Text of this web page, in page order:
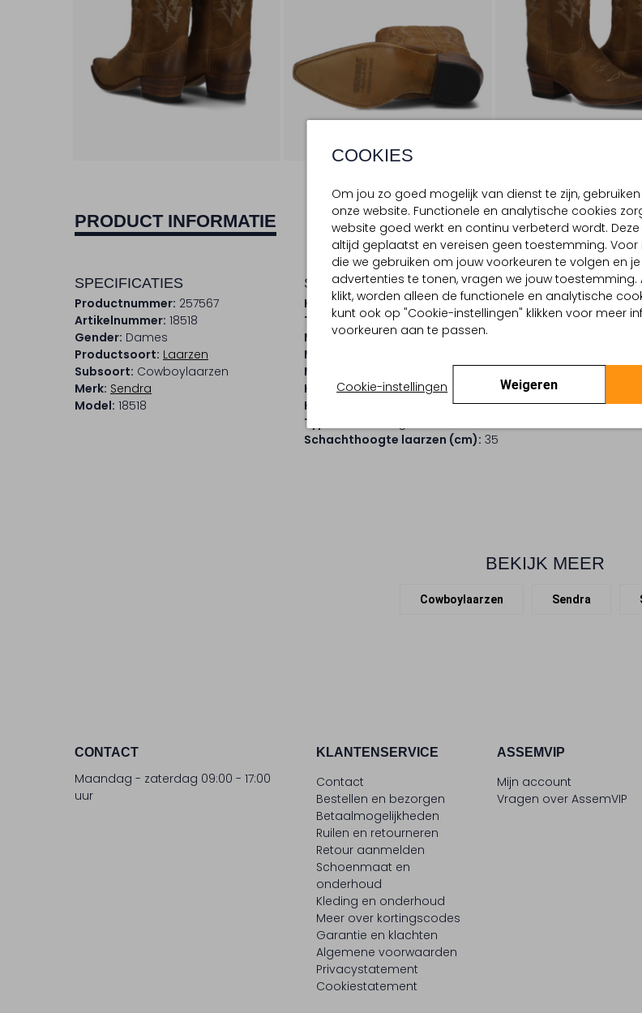
COOKIES
Om jou zo goed mogelijk van dienst te zijn,
onze website. Functionele en analytische cookies
website goed werkt en continu verbeterd wordt.
altijd geplaatst en vereisen geen toestemming. Voor
die we gebruiken om jouw voorkeuren te volgen en
advertenties te tonen, vragen we jouw toestemming.
klikt, worden alleen de functionele en analytische
kunt ook op "Cookie-instellingen" klikken voor meer
voorkeuren aan te passen.
Cookie-instellingen Weigeren
PRODUCT INFORMATIE BEZORGEN & RETOURNEREN
SPECIFICATIES
Productnummer: 257567
Artikelnummer: 18518
Gender: Dames
Productsoort: Laarzen
Subsoort: Cowboylaarzen
Merk: Sendra
Model: 18518
SAMENSTELLING & PASVORM
Kleur: Cognac
Trends: Western
Materiaal buitenkant: Suède
Materiaal binnenkant:
Materiaal zool:
Leer, Rubber
Hakvorm: Blokhak
Hakhoogte (cm):
Type neus:
Schachthoogte laarzen (cm): 35
Stap stijlvol
Gemaakt van
een must-
zonder in te
pasvorm.
draag ze
een dagje
BEKIJK MEER
Cowboylaarzen Sendra
CONTACT
Maandag - zaterdag 09:00 - 17:00
uur
KLANTENSERVICE
Contact
Bestellen en bezorgen
Betaalmogelijkheden
Ruilen en retourneren
Retour aanmelden
Schoenmaat en
onderhoud
Kleding en onderhoud
Meer over kortingscodes
Garantie en klachten
Algemene voorwaarden
Privacystatement
Cookiestatement
ASSEMVIP
Mijn account
Vragen over AssemVIP